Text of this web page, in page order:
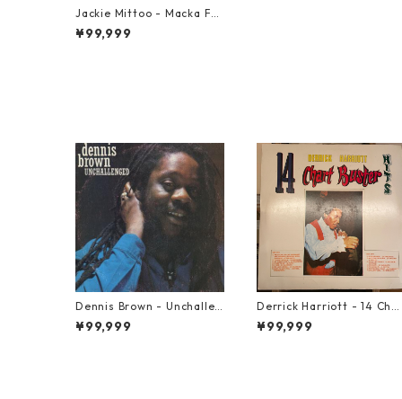
Jackie Mittoo - Macka Fat
【LP-70011】
¥99,999
Dennis Brown - Unchallen
ged【LP-70046】
¥99,999
Derrick Harriott - 14
tbuster Hits【LP-70092
¥99,999